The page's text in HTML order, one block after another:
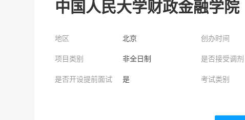
中国人民大学财政金融学院
地区 北京 创办时间
项目类别 非全日制 是否接受调剂
是否开设提前面试 是 考试类别